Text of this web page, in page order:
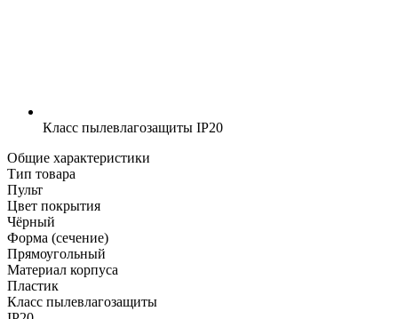
Класс пылевлагозащиты IP20
Общие характеристики
Тип товара
Пульт
Цвет покрытия
Чёрный
Форма (сечение)
Прямоугольный
Материал корпуса
Пластик
Класс пылевлагозащиты